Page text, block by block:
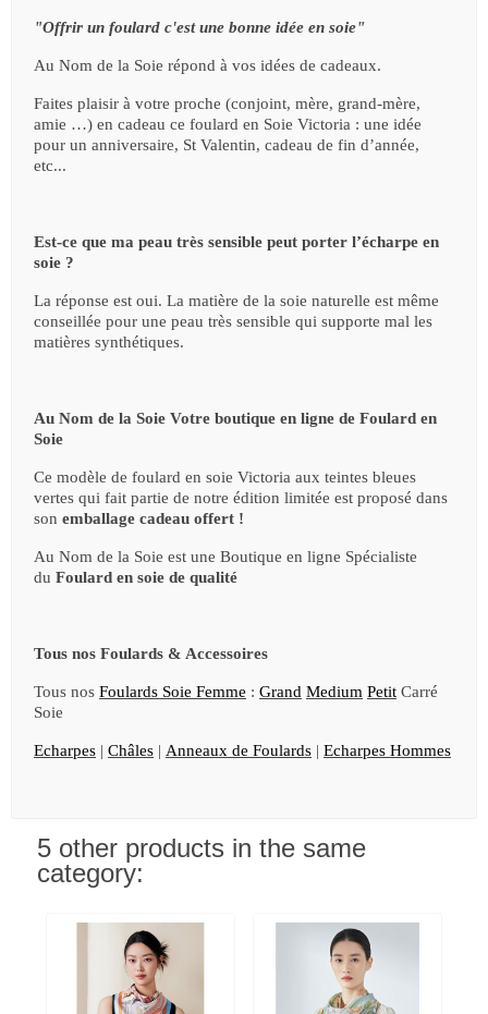
"Offrir un foulard c'est une bonne idée en soie"
Au Nom de la Soie répond à vos idées de cadeaux.
Faites plaisir à votre proche (conjoint, mère, grand-mère,
amie …) en cadeau ce foulard en Soie Victoria : une idée
pour un anniversaire, St Valentin, cadeau de fin d’année,
etc...
Est-ce que ma peau très sensible peut porter l’écharpe en
soie ?
La réponse est oui. La matière de la soie naturelle est même
conseillée pour une peau très sensible qui supporte mal les
matières synthétiques.
Au Nom de la Soie Votre boutique en ligne de Foulard en
Soie
Ce modèle de foulard en soie Victoria aux teintes bleues
vertes qui fait partie de notre édition limitée est proposé dans
son emballage cadeau offert !
Au Nom de la Soie est une Boutique en ligne Spécialiste
du Foulard en soie de qualité
Tous nos Foulards & Accessoires
Tous nos Foulards Soie Femme : Grand Medium Petit Carré
Soie
Echarpes | Châles | Anneaux de Foulards | Echarpes Hommes
5 other products in the same
category: